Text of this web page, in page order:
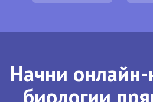
Начни онлайн-
биологии